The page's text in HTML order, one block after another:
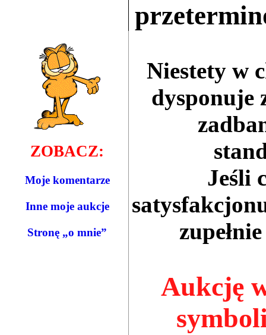
ZOBACZ:
Moje komentarze
Inne moje aukcje
Stronę „o mnie”
Niestety w
dysponuje
Jeśli
Aukcję